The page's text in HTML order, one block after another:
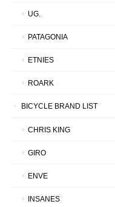
UG.
PATAGONIA
ETNIES
ROARK
BICYCLE BRAND LIST
CHRIS KING
GIRO
ENVE
INSANES